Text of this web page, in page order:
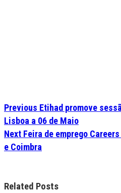
Previous Etihad promove
Lisboa a 06 de Maio
Next Feira de emprego
e Coimbra
Related Posts